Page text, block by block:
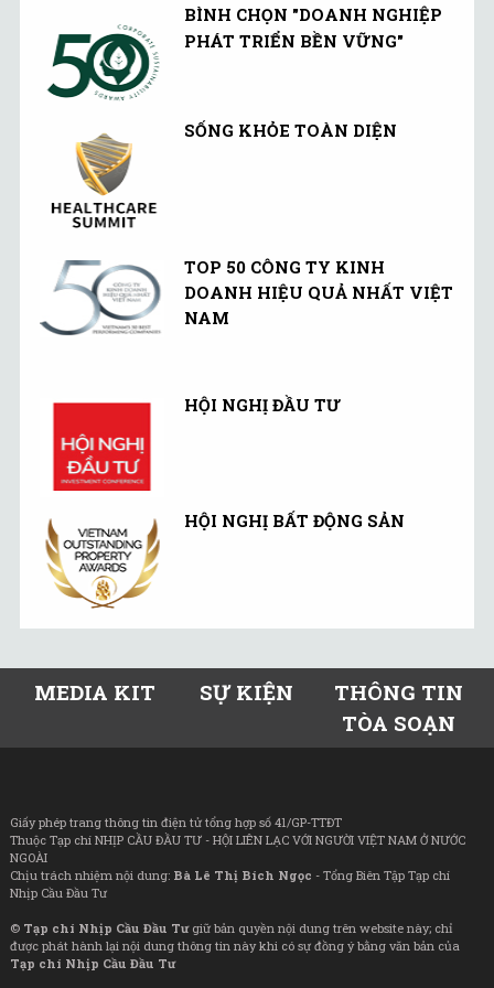
BÌNH CHỌN "DOANH NGHIỆP
PHÁT TRIỂN BỀN VỮNG"
SỐNG KHỎE TOÀN DIỆN
TOP 50 CÔNG TY KINH
DOANH HIỆU QUẢ NHẤT VIỆT
NAM
HỘI NGHỊ ĐẦU TƯ
HỘI NGHỊ BẤT ĐỘNG SẢN
MEDIA KIT SỰ KIỆN
THÔNG TIN
TÒA SOẠN
Giấy phép trang thông tin điện tử tổng hợp số 41/GP-TTĐT
Thuộc Tạp chí NHỊP CẦU ĐẦU TƯ - HỘI LIÊN LẠC VỚI NGƯỜI VIỆT NAM Ở NƯỚC
NGOÀI
Chịu trách nhiệm nội dung: Bà Lê Thị Bích Ngọc - Tổng Biên Tập Tạp chí
Nhịp Cầu Đầu Tư
© Tạp chí Nhịp Cầu Đầu Tưgiữ bản quyền nội dung trên website này; chỉ
được phát hành lại nội dung thông tin này khi có sự đồng ý bằng văn bản của
Tạp chí Nhịp Cầu Đầu Tư